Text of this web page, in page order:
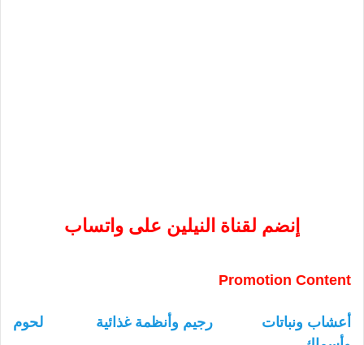
إنضم لقناة النيلين على واتساب
Promotion Content
أعشاب ونباتات رجيم وأنظمة غذائية
لحوم